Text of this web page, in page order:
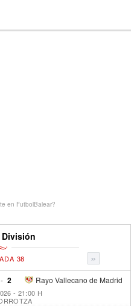
en FutbolBalear?
División
»
38
- Rayo Vallecano de Madrid
2
- 21:00 H